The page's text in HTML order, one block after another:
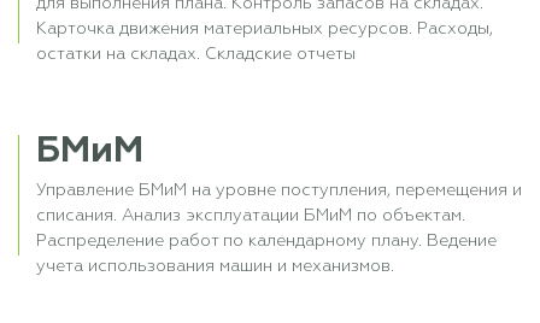
для выполнения плана. Контроль запасов на складах.
Карточка движения материальных ресурсов. Расходы,
остатки на складах. Складские отчеты
БМиМ
Управление БМиМ на уровне поступления, перемещения и
списания. Анализ эксплуатации БМиМ по объектам.
Распределение работ по календарному плану. Ведение
учета использования машин и механизмов.